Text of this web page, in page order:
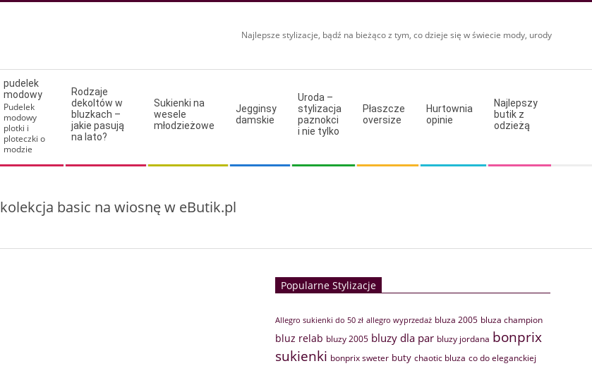
Najlepsze stylizacje, bądź na bieżąco z tym, co dzieje się w świecie mody, urody
pudelek
modowy
Pudelek
modowy
plotki i
ploteczki o
modzie
Rodzaje
dekoltów w
bluzkach –
jakie pasują
na lato?
Sukienki na
wesele
młodzieżowe
Jegginsy
damskie
Uroda –
stylizacja
paznokci
i nie tylko
Płaszcze
oversize
Hurtownia
opinie
Najlepszy
butik z
odzieżą
kolekcja basic na wiosnę w eButik.pl
Popularne Stylizacje
Allegro sukienki do 50 zł allegro wyprzedaż bluza 2005 bluza champion
bluz relab bluzy 2005 bluzy dla par bluzy jordana bonprix
sukienki bonprix sweter buty chaotic bluza co do eleganckiej